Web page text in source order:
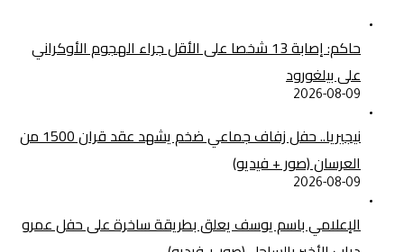
حاكم: إصابة 13 شخصا على الأقل جراء الهجوم الأوكراني
على بيلغورود
2026-08-09
نيجيريا.. حفل زفاف جماعي ضخم يشهد عقد قران 1500 من
العرسان (صور + فيديو)
2026-08-09
الإعلامي باسم يوسف يعلق بطريقة ساخرة على حفل عمرو